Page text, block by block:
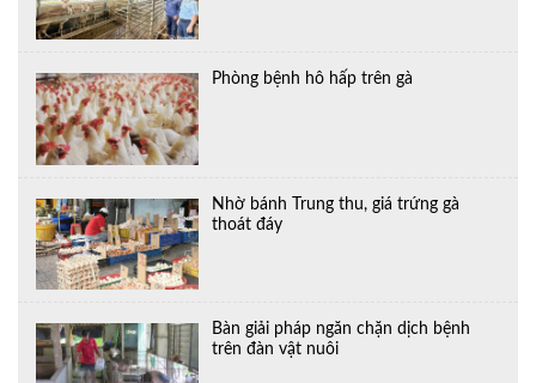
Phòng bệnh hô hấp trên gà
Nhờ bánh Trung thu, giá trứng gà
thoát đáy
Bàn giải pháp ngăn chặn dịch bệnh
trên đàn vật nuôi